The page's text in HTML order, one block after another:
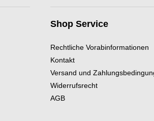
Shop Service
Rechtliche Vorabinformationen
Kontakt
Versand und
Widerrufsrecht
AGB